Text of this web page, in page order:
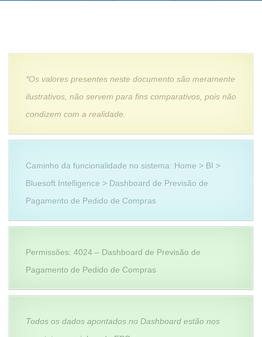
*Os valores presentes neste documento são meramente
ilustrativos, não servem para fins comparativos, pois não
condizem com a realidade.
Caminho da funcionalidade no sistema: Home > BI >
Bluesoft Intelligence > Dashboard de Previsão de
Pagamento de Pedido de Compras
Permissões: 4024 – Dashboard de Previsão de
Pagamento de Pedido de Compras
Todos os dados apontados no Dashboard estão nos